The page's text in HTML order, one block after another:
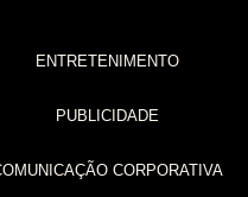
ENTRETENIMENTO
PUBLICIDADE
CORPORATIVA